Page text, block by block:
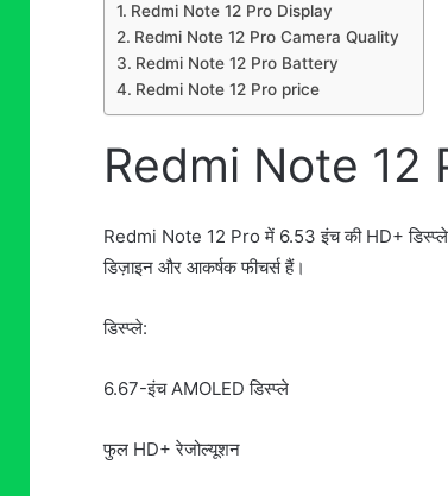
Redmi Note 12 Pro Display
Redmi Note 12 Pro Camera Quality
Redmi Note 12 Pro Battery
Redmi Note 12 Pro price
Redmi Note 12
Redmi Note 12 Pro में 6.53 इंच की HD+
डिज़ाइन और आकर्षक फीचर्स हैं।
डिस्प्ले:
6.67-इंच AMOLED डिस्प्ले
फुल HD+ रेजोल्यूशन